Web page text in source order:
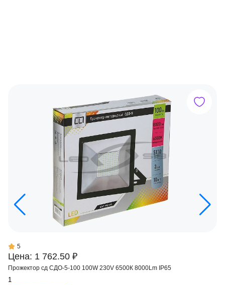
Цена: 1 762.50 ₽
5
Прожектор сд СДО-5-100 100W 230V 6500К 8000Lm IP65